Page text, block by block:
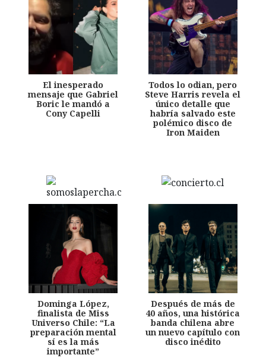
El inesperado
mensaje que Gabriel
Boric le mandó a
Cony Capelli
Todos lo odian, pero
Steve Harris revela el
único detalle que
habría salvado este
polémico disco de
Iron Maiden
Dominga López,
finalista de Miss
Universo Chile: “La
preparación mental
sí es la más
importante”
Después de más de
40 años, una histórica
banda chilena abre
un nuevo capítulo con
disco inédito